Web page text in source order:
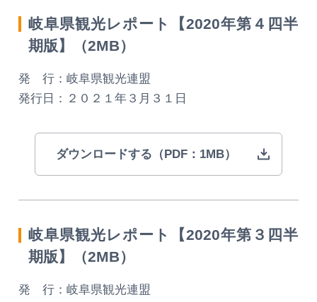
岐阜県観光レポート【2020年第４四半
期版】（2MB）
発 行：岐阜県観光連盟
発行日：２０２１年３月３１日
ダウンロードする（PDF：1MB）
岐阜県観光レポート【2020年第３四半
期版】（2MB）
発 行：岐阜県観光連盟